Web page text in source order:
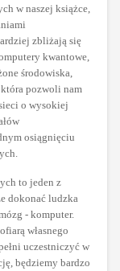
w naszej książce,
zbliżają się
kwantowe,
środowiska,
pozwoli nam
o wysokiej
osiągnięciu
to jeden z
dokonać ludzka
- komputer.
własnego
uczestniczyć w
będziemy bardzo